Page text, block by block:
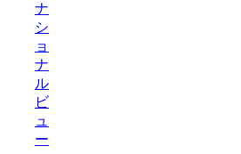
ナ
シ
ョ
ナ
ル
ビ
ュ
ー